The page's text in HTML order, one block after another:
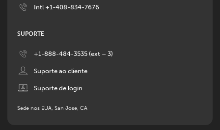
ImageIntl +1-408-834-7676
SUPORTE
Image +1-888-484-3535 (ext – 3)
ImageSuporte ao cliente
ImageSuporte de login
Sede nos EUA, San Jose, CA